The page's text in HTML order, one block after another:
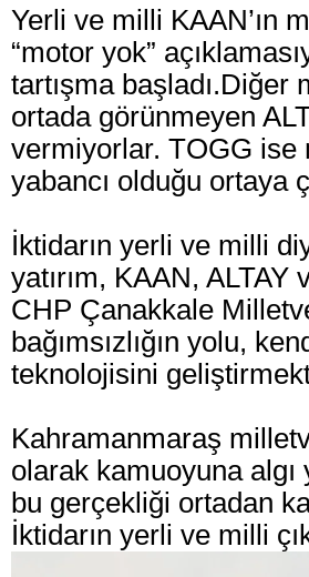
Yerli ve milli KAAN’ın
“motor yok”
tartışma
ortada görünmeyen
vermiyorlar. TOGG ise
yabancı olduğu ortaya
İktidarın yerli ve milli
yatırım, KAAN,
CHP Çanakkale
bağımsızlığın yolu,
teknolojisini
Kahramanmaraş
olarak kamuoyuna
bu gerçekliği ortadan
İktidarın yerli ve milli